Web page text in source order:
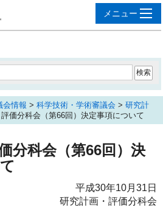
会情報 > 科学技術・学術審議会 > 研究計
価分科会（第66回）決定事項について
分科会（第66回）決
平成30年10月31日
研究計画・評価分科会